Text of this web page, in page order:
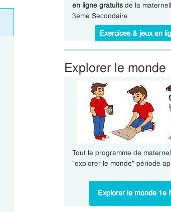
en ligne gratuitsde la
3eme Secondaire
Exercices & jeux en
Explorer le monde
Tout le programme de
"explorer le monde" période
Explorer le monde 1e